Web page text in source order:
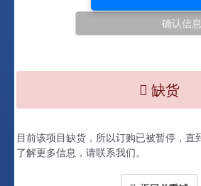
确认信息
缺货
目前该项目缺货，所以订购已被暂停，直
了解更多信息，请联系我们。